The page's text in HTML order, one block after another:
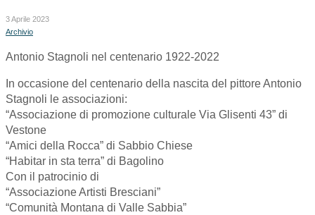
3 Aprile 2023
Archivio
Antonio Stagnoli nel centenario 1922-2022
In occasione del centenario della nascita del pittore Antonio
Stagnoli le associazioni:
“Associazione di promozione culturale Via Glisenti 43” di
Vestone
“Amici della Rocca” di Sabbio Chiese
“Habitar in sta terra” di Bagolino
Con il patrocinio di
“Associazione Artisti Bresciani”
“Comunità Montana di Valle Sabbia”